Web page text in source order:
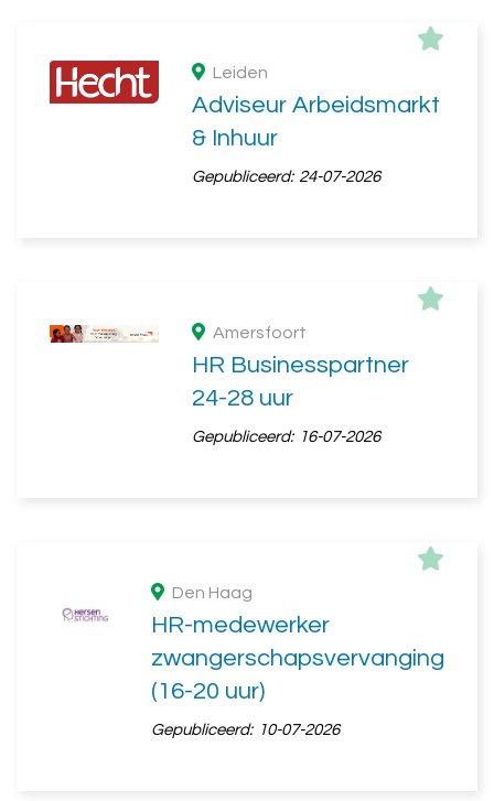
Leiden
Adviseur Arbeidsmarkt
& Inhuur
Gepubliceerd: 24-07-2026
Amersfoort
HR Businesspartner
24-28 uur
Gepubliceerd: 16-07-2026
Den Haag
HR-medewerker
zwangerschapsvervanging
(16-20 uur)
Gepubliceerd: 10-07-2026